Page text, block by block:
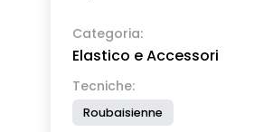
Categoria:
Elastico e Accessori
Tecniche:
Roubaisienne